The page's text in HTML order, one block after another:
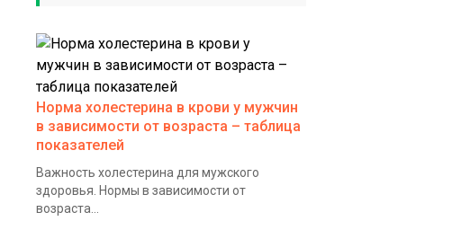
Норма холестерина в крови у мужчин
в зависимости от возраста – таблица
показателей
Важность холестерина для мужского
здоровья. Нормы в зависимости от
возраста...